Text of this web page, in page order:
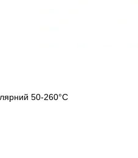
50-260°C